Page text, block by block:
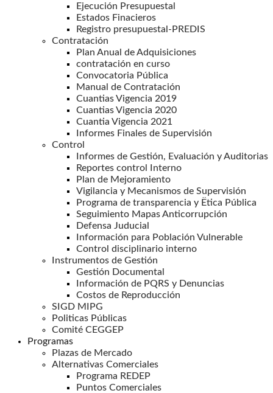
Ejecución Presupuestal
Estados Finacieros
Registro presupuestal-PREDIS
Contratación
Plan Anual de Adquisiciones
contratación en curso
Convocatoria Pública
Manual de Contratación
Cuantias Vigencia 2019
Cuantias Vigencia 2020
Cuantia Vigencia 2021
Informes Finales de Supervisión
Control
Informes de Gestión, Evaluación y Auditorias
Reportes control Interno
Plan de Mejoramiento
Vigilancia y Mecanismos de Supervisión
Programa de transparencia y Ëtica Pública
Seguimiento Mapas Anticorrupción
Defensa Juducial
Información para Población Vulnerable
Control disciplinario interno
Instrumentos de Gestión
Gestión Documental
Información de PQRS y Denuncias
Costos de Reproducción
SIGD MIPG
Politicas Públicas
Comité CEGGEP
Programas
Plazas de Mercado
Alternativas Comerciales
Programa REDEP
Puntos Comerciales